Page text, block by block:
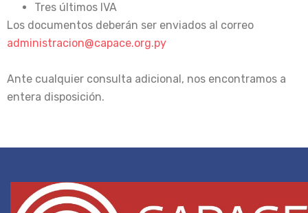
Tres últimos IVA
Los documentos deberán ser enviados al correo
administracion@capace.org.py
Ante cualquier consulta adicional, nos encontramos a
entera disposición.